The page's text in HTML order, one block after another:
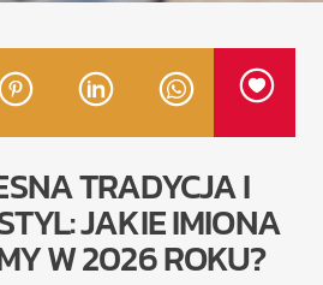
MUZY
TRADYCJA I
JAKIE IMIONA
W 2026 ROKU?